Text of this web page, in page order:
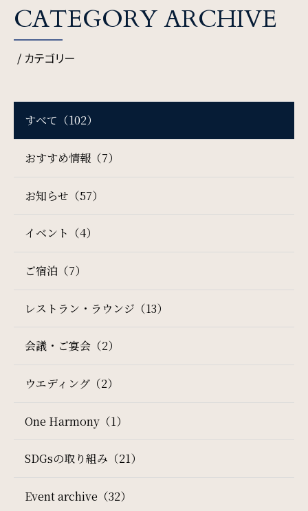
ご利用部屋数
宿泊プラン一覧 ご予約の確認・キャンセル
CATEGORY ARCHIVE
/ カテゴリー
すべて（102）
おすすめ情報（7）
お知らせ（57）
イベント（4）
ご宿泊（7）
レストラン・ラウンジ（13）
会議・ご宴会（2）
ウエディング（2）
One Harmony（1）
SDGsの取り組み（21）
Event archive（32）